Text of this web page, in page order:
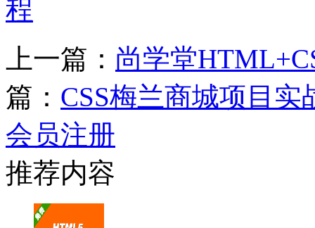
程
上一篇： 尚学堂
篇： CSS梅兰商城项目
会员注册
推荐内容